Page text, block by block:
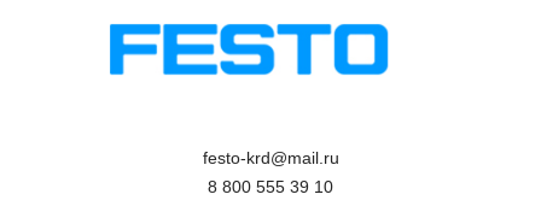
festo-krd@mail.ru
8 800 555 39 10